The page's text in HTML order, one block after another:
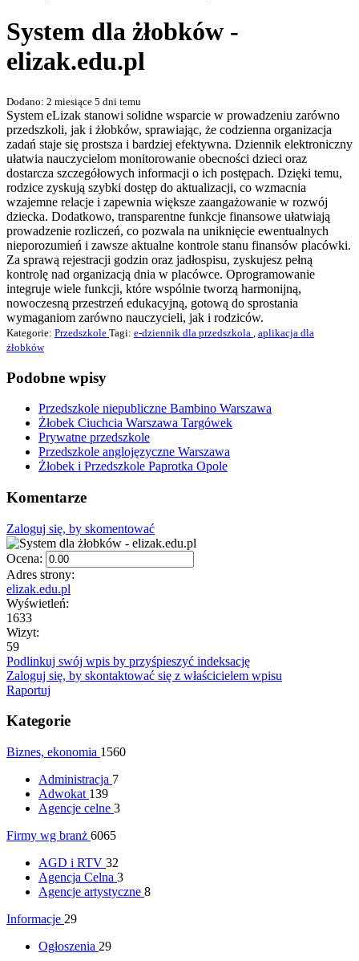
System dla żłobków -
elizak.edu.pl
Dodano: 2 miesiące 5 dni temu
System eLizak stanowi solidne wsparcie w prowadzeniu zarówno
przedszkoli, jak i żłobków, sprawiając, że codzienna organizacja
zadań staje się prostsza i bardziej efektywna. Dziennik elektroniczny
ułatwia nauczycielom monitorowanie obecności dzieci oraz
dostarcza szczegółowych informacji o ich postępach. Dzięki temu,
rodzice zyskują szybki dostęp do aktualizacji, co wzmacnia
wzajemne relacje i zapewnia większe zaangażowanie w rozwój
dziecka. Dodatkowo, transparentne funkcje finansowe ułatwiają
prowadzenie rozliczeń, co pozwala na uniknięcie ewentualnych
nieporozumień i zawsze aktualne kontrole stanu finansów placówki.
Za sprawą rejestracji godzin oraz jadłospisu, zyskujesz pełną
kontrolę nad organizacją dnia w placówce. Oprogramowanie
integruje wiele funkcji, które wspólnie tworzą harmonijną,
nowoczesną przestrzeń edukacyjną, gotową do sprostania
wymaganiom zarówno nauczycieli, jak i rodziców.
Kategorie: Przedszkole Tagi: e-dziennik dla przedszkola
aplikacja dla
żłobków
Podobne wpisy
Przedszkole niepubliczne Bambino Warszawa
Żłobek Ciuchcia Warszawa Targówek
Prywatne przedszkole
Przedszkole anglojęzyczne Warszawa
Żłobek i Przedszkole Paprotka Opole
Komentarze
Zaloguj się, by skomentować
Ocena:
Adres strony:
elizak.edu.pl
Wyświetleń:
1633
Wizyt:
59
Podlinkuj swój wpis by przyśpieszyć indeksację
Zaloguj się, by skontaktować się z właścicielem wpisu
Raportuj
Kategorie
Biznes, ekonomia 1560
Administracja 7
Adwokat 139
Agencje celne 3
Firmy wg branż 6065
AGD i RTV 32
Agencja Celna 3
Agencje artystyczne 8
Informacje 29
Ogłoszenia 29